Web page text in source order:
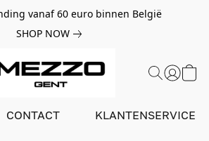
vanaf 60 euro binnen België
SHOP NOW
CONTACT KLANTENSERVICE